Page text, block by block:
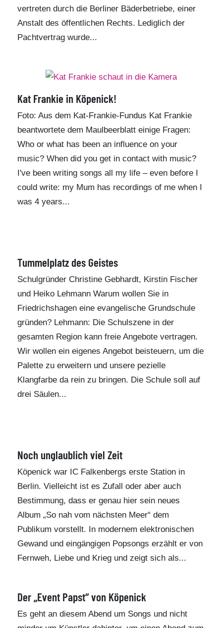
vertreten durch die Berliner Bäderbetriebe, einer
Anstalt des öffentlichen Rechts. Lediglich der
Pachtvertrag wurde...
Kat Frankie in Köpenick!
Foto: Aus dem Kat-Frankie-Fundus Kat Frankie
beantwortete dem Maulbeerblatt einige Fragen:
Who or what has been an influence on your
music? When did you get in contact with music?
I've been writing songs all my life – even before I
could write: my Mum has recordings of me when I
was 4 years...
Tummelplatz des Geistes
Schulgründer Christine Gebhardt, Kirstin Fischer
und Heiko Lehmann Warum wollen Sie in
Friedrichshagen eine evangelische Grundschule
gründen? Lehmann: Die Schulszene in der
gesamten Region kann freie Angebote vertragen.
Wir wollen ein eigenes Angebot beisteuern, um die
Palette zu erweitern und unsere pezielle
Klangfarbe da rein zu bringen. Die Schule soll auf
drei Säulen...
Noch unglaublich viel Zeit
Köpenick war IC Falkenbergs erste Station in
Berlin. Vielleicht ist es Zufall oder aber auch
Bestimmung, dass er genau hier sein neues
Album „So nah vom nächsten Meer“ dem
Publikum vorstellt. In modernem elektronischen
Gewand und eingängigen Popsongs erzählt er von
Fernweh, Liebe und Krieg und zeigt sich als...
Der „Event Papst“ von Köpenick
Es geht an diesem Abend um Songs und nicht